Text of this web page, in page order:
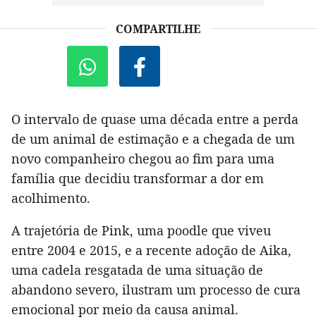
COMPARTILHE
O intervalo de quase uma década entre a perda
de um animal de estimação e a chegada de um
novo companheiro chegou ao fim para uma
família que decidiu transformar a dor em
acolhimento.
A trajetória de Pink, uma poodle que viveu
entre 2004 e 2015, e a recente adoção de Aika,
uma cadela resgatada de uma situação de
abandono severo, ilustram um processo de cura
emocional por meio da causa animal.